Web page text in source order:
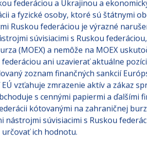
federáciou a Ukrajinou a
a fyzické osoby, ktoré sú štátnymi
Ruskou federáciou je výrazné
súvisiacimi s Ruskou
(MOEX) a nemôže na MOEX
ani uzavierať aktuálne
zoznam finančných sankcií
vzťahuje zmrazenie aktív a zákaz
s cennými papiermi a ďalšími
kótovanými na zahraničnej
súvisiacimi s Ruskou
ich hodnotu.